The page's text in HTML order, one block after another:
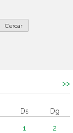
>>
Ds Dg
1 2